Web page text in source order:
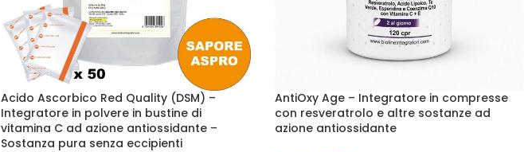
Acido Ascorbico Red Quality (DSM) –
Integratore in polvere in bustine di
vitamina C ad azione antiossidante –
Sostanza pura senza eccipienti
AntiOxy Age – Integratore in compresse
con resveratrolo e altre sostanze ad
azione antiossidante